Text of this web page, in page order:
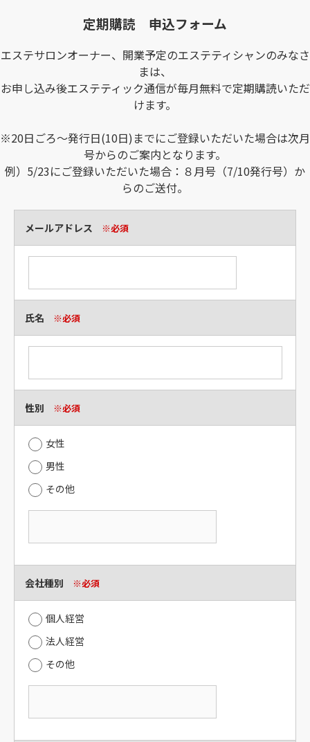
定期購読 申込フォーム
エステサロンオーナー、開業予定のエステティシャンのみなさ
まは、
お申し込み後エステティック通信が毎月無料で定期購読いただ
けます。
※20日ごろ～発行日(10日)までにご登録いただいた場合は次月
号からのご案内となります。
例）5/23にご登録いただいた場合：８月号（7/10発行号）か
らのご送付。
メールアドレス ※必須
氏名 ※必須
性別 ※必須
女性
男性
その他
会社種別 ※必須
個人経営
法人経営
その他